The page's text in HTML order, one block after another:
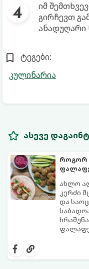
იმ
გირჩევთ
ანადუღარი
ტეგები:
კულინარია
ასევე
როგორ
ახლო
კერძი
და